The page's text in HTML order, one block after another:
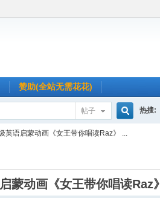
赞助(全站无需花花)
帖子
索
热搜:
英语启蒙动画《女王带你唱读Raz》 ...
蒙动画《女王带你唱读Raz》